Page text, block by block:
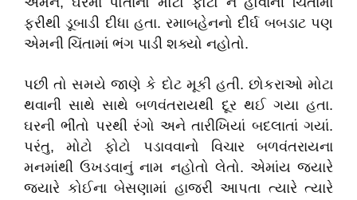
ફરીથી ડૂબાડી દીધા હતા. રમાબહેનનો દીર્ઘ બબડાટ પણ
એમની ચિંતામાં ભંગ પાડી શક્યો નહોતો.
પછી તો સમયે જાણે કે દોટ મૂકી હતી. છોકરાઓ મોટા
થવાની સાથે સાથે બળવંતરાયથી દૂર થઈ ગયા હતા.
ઘરની ભીંતો પરથી રંગો અને તારીખિયાં બદલાતાં ગયાં.
પરંતુ, મોટો ફોટો પડાવવાનો વિચાર બળવંતરાયના
મનમાંથી ઉખડવાનું નામ નહોતો લેતો. એમાંય જ્યારે
જ્યારે કોઈના બેસણામાં હાજરી આપતા ત્યારે ત્યારે